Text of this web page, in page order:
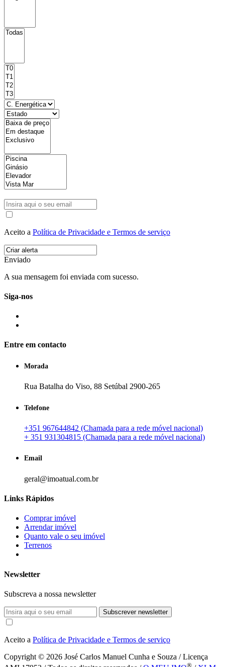
Aceito a Política de Privacidade e Termos de serviço
Enviado
A sua mensagem foi enviada com sucesso.
Siga-nos
Entre em contacto
Morada
Rua Batalha do Viso, 88 Setúbal 2900-265
Telefone
+351 967644842 (Chamada para a rede móvel nacional)
+ 351 931304815 (Chamada para a rede móvel nacional)
Email
geral@imoatual.com.br
Links Rápidos
Comprar imóvel
Arrendar imóvel
Quanto vale o seu imóvel
Terrenos
Newsletter
Subscreva a nossa newsletter
Subscrever newsletter
Aceito a Política de Privacidade e Termos de serviço
Copyright © 2026 José Carlos Manuel Cunha e Souza / Licença
®